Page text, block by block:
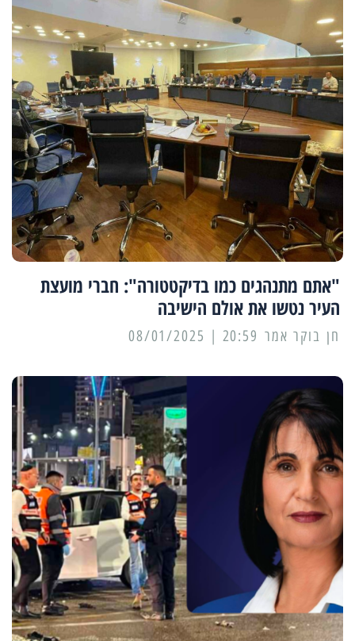
"אתם מתנהגים כמו בדיקטטורה": חברי מועצת
העיר נטשו את אולם הישיבה
20:59 | 08/01/2025